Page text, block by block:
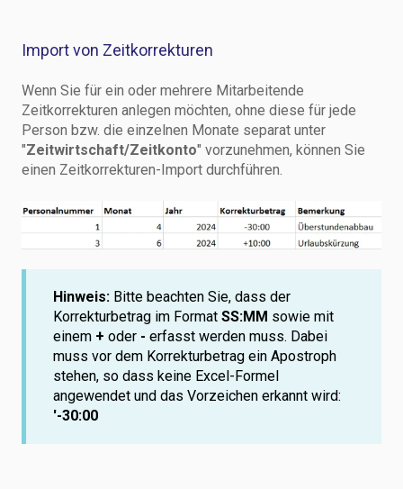
Import von Zeitkorrekturen
Wenn Sie für ein oder mehrere Mitarbeitende
Zeitkorrekturen anlegen möchten, ohne diese für jede
Person bzw. die einzelnen Monate separat unter
"Zeitwirtschaft/Zeitkonto" vorzunehmen, können Sie
einen Zeitkorrekturen-Import durchführen.
Hinweis: Bitte beachten Sie, dass der
Korrekturbetrag im Format SS:MM sowie mit
einem + oder - erfasst werden muss. Dabei
muss vor dem Korrekturbetrag ein Apostroph
stehen, so dass keine Excel-Formel
angewendet und das Vorzeichen erkannt wird:
'-30:00